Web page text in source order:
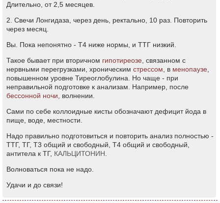
Длительно, от 2,5 месяцев.
2. Свечи Лонгидаза, через день, ректально, 10 раз. Повторить
через месяц.
Вы. Пока непонятно - Т4 ниже нормы, и ТТГ низкий.
Такое бывает при вторичном гипотиреозе , связанном с
нервными перегрузками, хроническим стрессом , в менопаузе
повышенном уровне Тиреоглобулина. Но чаще - при
неправильной подготовке к анализам. Например, после
бессонной ночи , волнении.
Сами по себе коллоидные кисты обозначают дефицит йода в
пище, воде, местности.
Надо правильно подготовиться и повторить анализ полностью -
ТТГ, ТГ, Т3 общий и свободный, Т4 общий и свободный,
антитела к ТГ, КАЛЬЦИТОНИН
Волноваться пока не надо.
Удачи и до связи!